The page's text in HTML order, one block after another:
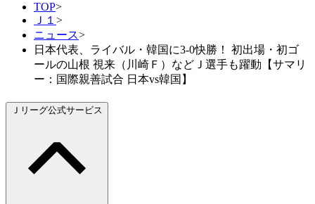
TOP>
Ｊ１ >
ニュース>
日本代表、ライバル・韓国に3-0快勝！ 初出場・初ゴ
ールの山根 視来（川崎Ｆ）などＪ選手も躍動【サマリ
ー：国際親善試合 日本vs韓国】
Ｊリーグ公式サービス